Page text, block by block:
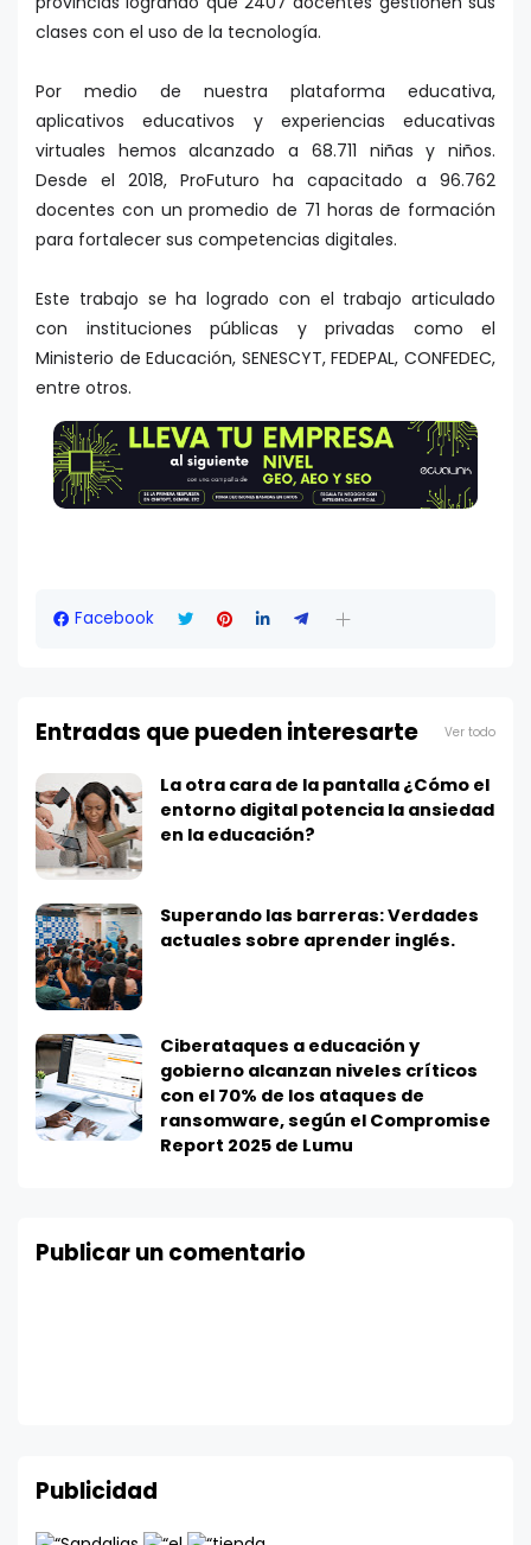
clases con el uso de la tecnología.
Por medio de nuestra plataforma educativa,
aplicativos educativos y experiencias educativas
virtuales hemos alcanzado a 68.711 niñas y niños.
Desde el 2018, ProFuturo ha capacitado a 96.762
docentes con un promedio de 71 horas de formación
para fortalecer sus competencias digitales.
Este trabajo se ha logrado con el trabajo articulado
con instituciones públicas y privadas como el
Ministerio de Educación, SENESCYT, FEDEPAL, CONFEDEC,
entre otros.
Facebook
Entradas que pueden interesarte Ver todo
La otra cara de la pantalla ¿Cómo el
entorno digital potencia la ansiedad
en la educación?
Superando las barreras: Verdades
actuales sobre aprender inglés.
Ciberataques a educación y
gobierno alcanzan niveles críticos
con el 70% de los ataques de
ransomware, según el Compromise
Report 2025 de Lumu
Publicar un comentario
Publicidad